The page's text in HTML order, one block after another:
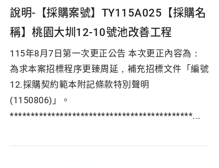
說明-【採購案號】TY115A025【採購名
稱】桃園大圳12-10號池改善工程
115年8月7日第一次更正公告 本次更正內容為：
為求本案招標程序更臻周延，補充招標文件「編號
12.採購契約範本附記條款特別聲明
(1150806)」。
********************************************...